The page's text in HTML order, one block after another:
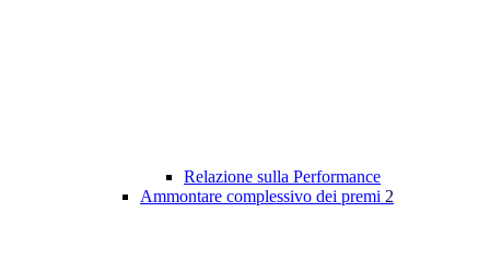
Relazione sulla Performance
Ammontare complessivo dei premi 2